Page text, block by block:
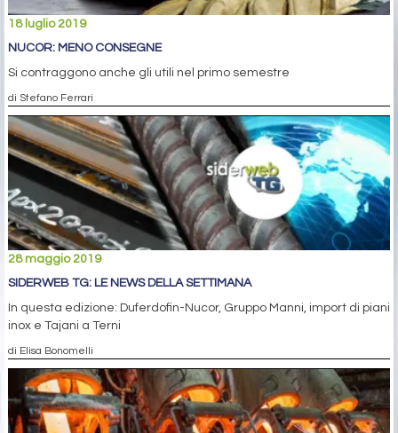
18 luglio 2019
NUCOR: MENO CONSEGNE
Si contraggono anche gli utili nel primo semestre
di Stefano Ferrari
28 maggio 2019
SIDERWEB TG: LE NEWS DELLA SETTIMANA
In questa edizione: Duferdofin-Nucor, Gruppo Manni, import di piani
inox e Tajani a Terni
di Elisa Bonomelli